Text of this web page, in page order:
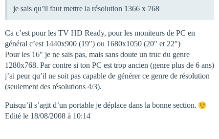
je sais qu’il faut mettre la résolution 1366 x 768
Ca c’est pour les TV HD Ready, pour les moniteurs de PC en
général c’est 1440x900 (19") ou 1680x1050 (20" et 22")
Pour les 16" je ne sais pas, mais sans doute un truc du genre
1280x768. Par contre si ton PC est trop ancien (genre plus de 6 ans)
j’ai peur qu’il ne soit pas capable de générer ce genre de résolution
(seulement des résolutions 4/3).
Puisqu’il s’agit d’un portable je déplace dans la bonne section.
Edité le 18/08/2008 à 10:14